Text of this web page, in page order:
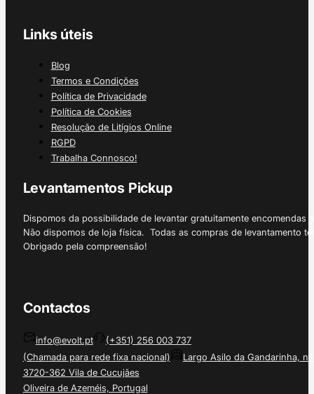
Links úteis
Blog
Termos e Condições
Política de Privacidade
Política de Cookies
Resolução de Litígios Online
RGPD
Trabalha Connosco!
Levantamentos Pickup
Dispomos da possibilidade de levantar gratuitamente
Não dispomos de loja física. Todas as compras de levantamento
Obrigado pela compreensão!
Contactos
info@evolt.pt
(+351) 256 003 737
(Chamada para rede fixa nacional)
Largo Asilo da Gandarinha, nº
3720-362 Vila de Cucujães
Oliveira de Azeméis, Portugal